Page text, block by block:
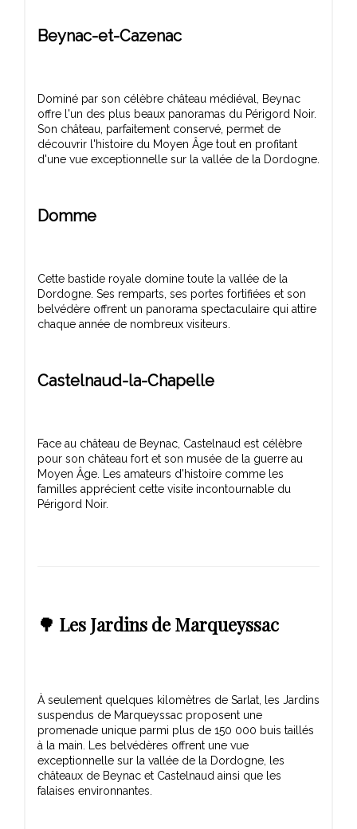
Beynac-et-Cazenac
Dominé par son célèbre château médiéval, Beynac
offre l'un des plus beaux panoramas du Périgord Noir.
Son château, parfaitement conservé, permet de
découvrir l'histoire du Moyen Âge tout en profitant
Domme
Cette bastide royale domine toute la vallée de la
Dordogne. Ses remparts, ses portes fortifiées et son
belvédère offrent un panorama spectaculaire qui attire
Castelnaud-la-Chapelle
Face au château de Beynac, Castelnaud est célèbre
pour son château fort et son musée de la guerre au
Moyen Âge. Les amateurs d'histoire comme les
familles apprécient cette visite incontournable du
🌳 Les Jardins de Marqueyssac
À seulement quelques kilomètres de Sarlat, les Jardins
suspendus de Marqueyssac proposent une
promenade unique parmi plus de 150 000 buis taillés
à la main. Les belvédères offrent une vue
exceptionnelle sur la vallée de la Dordogne, les
châteaux de Beynac et Castelnaud ainsi que les